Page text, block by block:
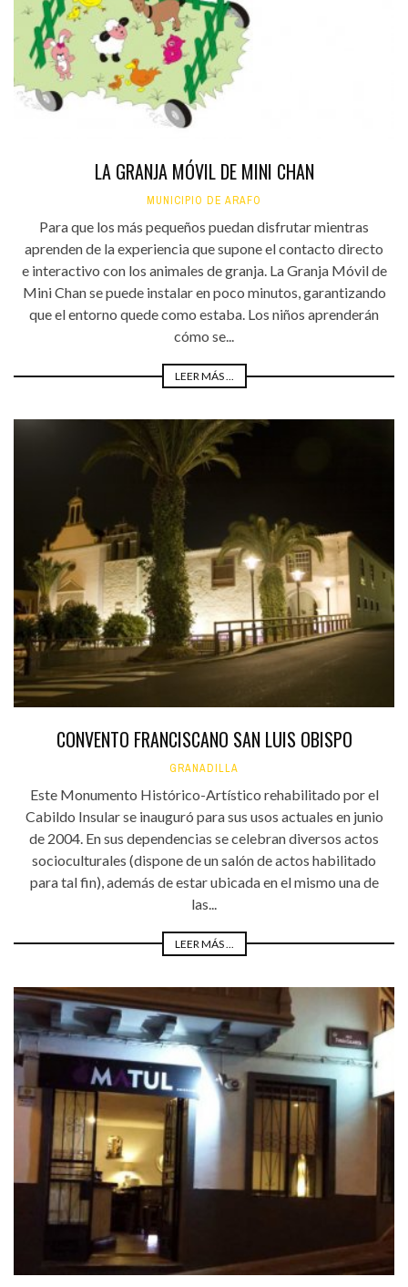
LA GRANJA MÓVIL DE MINI CHAN
MUNICIPIO DE ARAFO
Para que los más pequeños puedan disfrutar mientras
aprenden de la experiencia que supone el contacto directo
e interactivo con los animales de granja. La Granja Móvil de
Mini Chan se puede instalar en poco minutos, garantizando
que el entorno quede como estaba. Los niños aprenderán
cómo se...
LEER MÁS ...
CONVENTO FRANCISCANO SAN LUIS OBISPO
GRANADILLA
Este Monumento Histórico-Artístico rehabilitado por el
Cabildo Insular se inauguró para sus usos actuales en junio
de 2004. En sus dependencias se celebran diversos actos
socioculturales (dispone de un salón de actos habilitado
para tal fin), además de estar ubicada en el mismo una de
las...
LEER MÁS ...